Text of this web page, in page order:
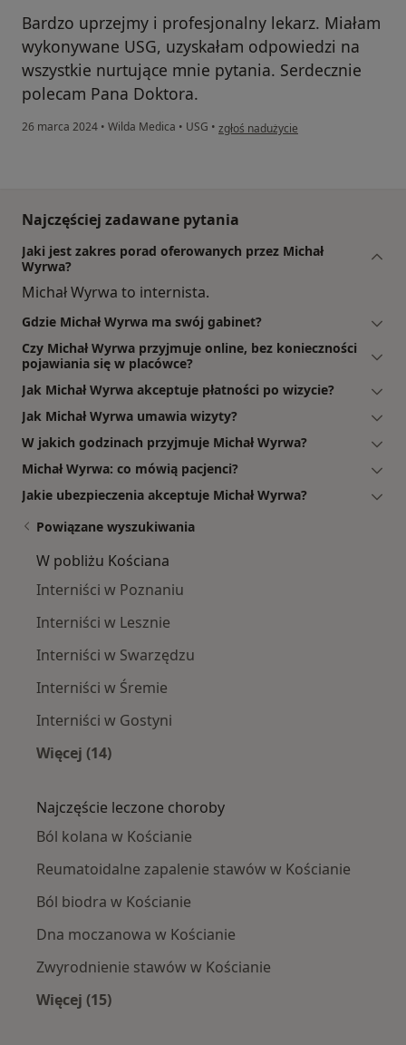
Bardzo uprzejmy i profesjonalny lekarz. Miałam
wykonywane USG, uzyskałam odpowiedzi na
wszystkie nurtujące mnie pytania. Serdecznie
polecam Pana Doktora.
26 marca 2024 • Wilda Medica • USG • w opinii użytkownika M.R.
zgłoś nadużycie
Najczęściej zadawane pytania
Jaki jest zakres porad oferowanych przez Michał
Wyrwa?
Michał Wyrwa to internista.
Gdzie Michał Wyrwa ma swój gabinet?
Czy Michał Wyrwa przyjmuje online, bez konieczności
pojawiania się w placówce?
Jak Michał Wyrwa akceptuje płatności po wizycie?
Jak Michał Wyrwa umawia wizyty?
W jakich godzinach przyjmuje Michał Wyrwa?
Michał Wyrwa: co mówią pacjenci?
Jakie ubezpieczenia akceptuje Michał Wyrwa?
Powiązane wyszukiwania
W pobliżu Kościana
Interniści w Poznaniu
Interniści w Lesznie
Interniści w Swarzędzu
Interniści w Śremie
Interniści w Gostyni
Więcej (14)
Najczęście leczone choroby
Ból kolana w Kościanie
Reumatoidalne zapalenie stawów w Kościanie
Ból biodra w Kościanie
Dna moczanowa w Kościanie
Zwyrodnienie stawów w Kościanie
Więcej (15)